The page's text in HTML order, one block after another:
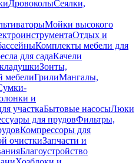
ДровоколыСеялки,
Мойки высокого
Отдых и
Комплекты мебели для
для садаКачели
Зонты,
мебелиГрилиМангалы,
и
участкаБытовые насосыЛюки
для прудовФильтры,
Компрессоры для
очисткиЗапчасти и
Благоустройство